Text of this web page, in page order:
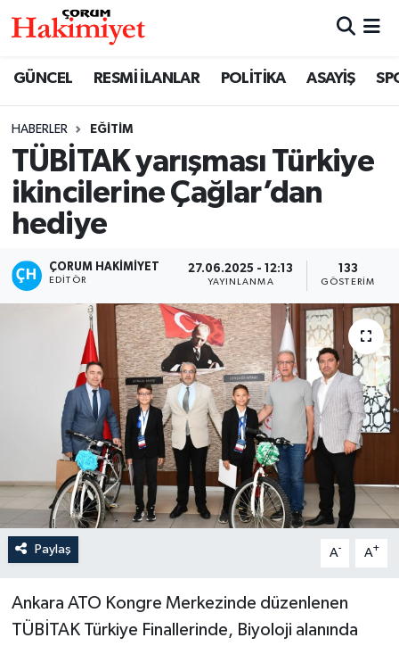
GÜNCEL RESMİ İLANLAR POLİTİKA ASAYİŞ
HABERLER EĞİTİM
TÜBİTAK yarışması Türkiye
ikincilerine Çağlar’dan
hediye
ÇORUM HAKIMIYET
EDITÖR
27.06.2025 - 12:13
YAYINLANMA
133
GÖSTERIM
Paylaş A- A+
Ankara ATO Kongre Merkezinde düzenlenen
TÜBİTAK Türkiye Finallerinde, Biyoloji alanında
SAĞLIK
ASAYİŞ
AKTÜEL
EĞİTİM
İLÇELER
OTOPARK
TEKNOLOJİ
Nöbetçi Eczaneler
Çorum Namaz Vakitleri
Trafik Durumu
Son Dakika Haberleri
Haber Arşivi